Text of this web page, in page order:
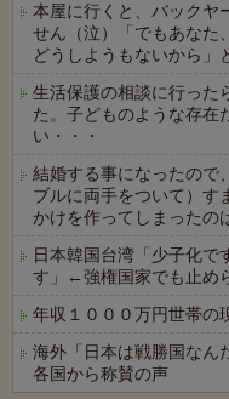
本屋に行くと、バックヤ
せん（泣）「でもあなた
どうしようもないから」
生活保護の相談に行った
た。子どものような存在
い・・・
結婚する事になったので
ブルに両手をついて）す
かけを作ってしまったの
日本韓国台湾「少子化
す」←強権国家でも止め
年収１０００万円世帯の
海外「日本は戦勝国なん
各国から称賛の声